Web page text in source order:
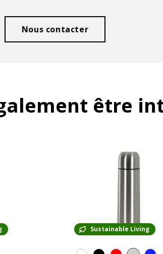
Nous contacter
être
Sustainable Living